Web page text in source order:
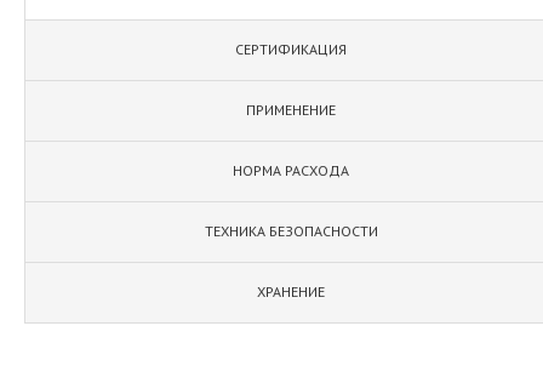
СЕРТИФИКАЦИЯ
ПРИМЕНЕНИЕ
НОРМА РАСХОДА
ТЕХНИКА БЕЗОПАСНОСТИ
ХРАНЕНИЕ